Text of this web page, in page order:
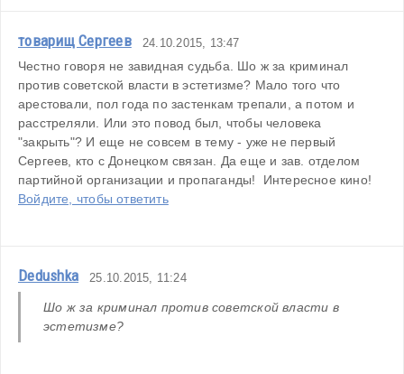
товарищ Сергеев 24.10.2015, 13:47
Честно говоря не завидная судьба. Шо ж за криминал
против советской власти в эстетизме? Мало того что
арестовали, пол года по застенкам трепали, а потом и
расстреляли. Или это повод был, чтобы человека
"закрыть"? И еще не совсем в тему - уже не первый
Сергеев, кто с Донецком связан. Да еще и зав. отделом
партийной организации и пропаганды!  Интересное кино!
Войдите, чтобы ответить
Dedushka 25.10.2015, 11:24
Шо ж за криминал против советской власти в
эстетизме?